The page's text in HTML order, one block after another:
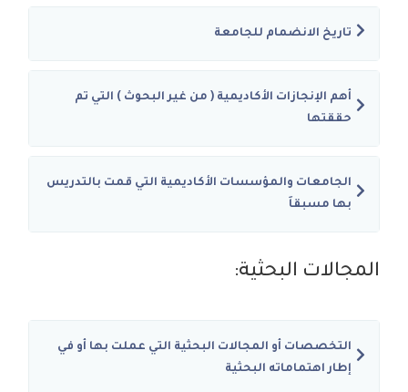
تاريخ الانضمام للجامعة
أهم الإنجازات الأكاديمية ( من غير البحوث ) التي تم
حققتها
الجامعات والمؤسسات الأكاديمية التي قمت بالتدريس
بها مسبقاَ
المجالات البحثية:
التخصصات أو المجالات البحثية التي عملت بها أو في
إطار اهتماماته البحثية